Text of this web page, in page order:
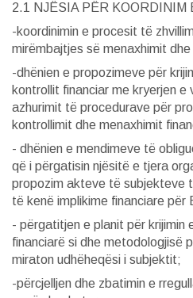
2.1 NJËSIA PËR KOORDINIM
-koordinimin e procesit të
mirëmbajtjes së menaxhimit
-dhënien e propozimeve për
kontrollit financiar me kryerjen
azhurimit të procedurave për
kontrollimit dhe menaxhimit
- dhënien e mendimeve të
që i përgatisin njësitë e tjera
propozim akteve të subjekteve
të kenë implikime financiare për
- përgatitjen e planit për krijimin
financiarë si dhe metodologjisë
miraton udhëheqësi i subjektit;
-përcjelljen dhe zbatimin e